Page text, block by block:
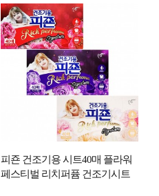
피죤 건조기용 시트40매 플라워
페스티벌 리치퍼퓸 건조기시트